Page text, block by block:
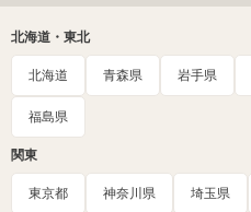
北海道・東北
北海道 青森県 岩手県
福島県
関東
東京都 神奈川県 埼玉県